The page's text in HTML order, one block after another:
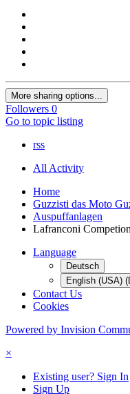
More sharing options...
Followers 0
Go to topic listing
rss
All Activity
Home
Guzzisti das Moto
Auspuffanlagen
Lafranconi
Language
Deutsch
English (USA)
Contact Us
Cookies
Powered by Invision
×
Existing user? Sign In
Sign Up